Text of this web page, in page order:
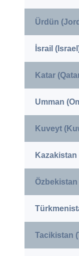
Ürdün
İsrail
Katar
Umman
Kuveyt
Tacikistan